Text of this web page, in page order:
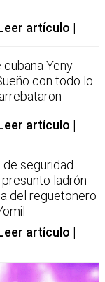
artículo
cubana Yeny
con todo lo
artículo
de seguridad
ladrón
del reguetonero
artículo